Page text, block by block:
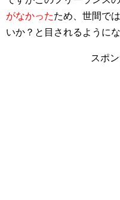
がなかったため、世間で
いか？と目されるようにな
スポ